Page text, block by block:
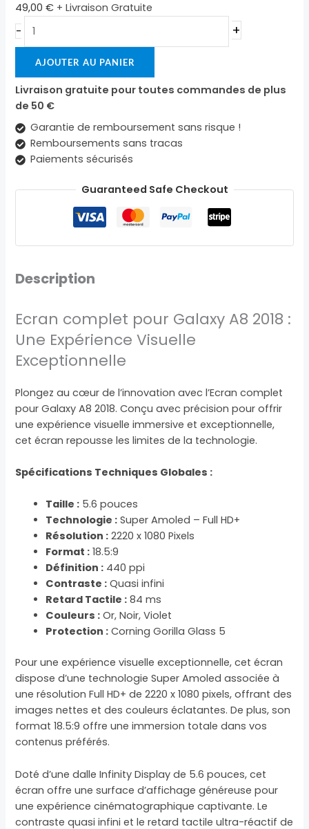
49,00€ + Livraison Gratuite
-
+
AJOUTER AU PANIER
Livraison gratuite pour toutes commandes de plus
de 50 €
Garantie de remboursement sans risque !
Remboursements sans tracas
Paiements sécurisés
Guaranteed Safe Checkout
Description
Ecran complet pour Galaxy A8 2018 :
Une Expérience Visuelle
Exceptionnelle
Plongez au cœur de l’innovation avec l’Ecran complet
pour Galaxy A8 2018. Conçu avec précision pour offrir
une expérience visuelle immersive et exceptionnelle,
cet écran repousse les limites de la technologie.
Spécifications Techniques Globales :
Taille : 5.6 pouces
Technologie : Super Amoled – Full HD+
Résolution : 2220 x 1080 Pixels
Format : 18.5:9
Définition : 440 ppi
Contraste : Quasi infini
Retard Tactile : 84 ms
Couleurs : Or, Noir, Violet
Protection : Corning Gorilla Glass 5
Pour une expérience visuelle exceptionnelle, cet écran
dispose d’une technologie Super Amoled associée à
une résolution Full HD+ de 2220 x 1080 pixels, offrant des
images nettes et des couleurs éclatantes. De plus, son
format 18.5:9 offre une immersion totale dans vos
contenus préférés.
Doté d’une dalle Infinity Display de 5.6 pouces, cet
écran offre une surface d’affichage généreuse pour
une expérience cinématographique captivante. Le
contraste quasi infini et le retard tactile ultra-réactif de